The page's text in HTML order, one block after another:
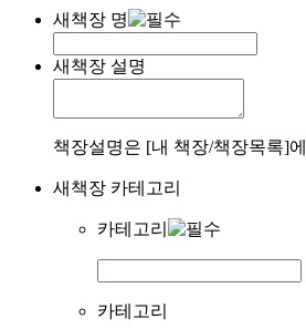
새책장 명
새책장 설명
책장설명은 [내 책장/책장목록]
새책장 카테고리
카테고리
카테고리